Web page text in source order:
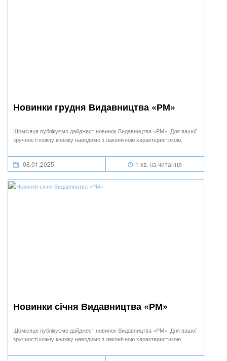
Новинки грудня Видавництва «РМ»
Щомісяця публікуємо дайджест новинок Видавництва «РМ». Для вашої
зручності кожну книжку наводимо з лаконічною характеристикою.
08.01.2025 1 хв. на читання
Новинки січня Видавництва «РМ»
Щомісяця публікуємо дайджест новинок Видавництва «РМ». Для вашої
зручності кожну книжку наводимо з лаконічною характеристикою.